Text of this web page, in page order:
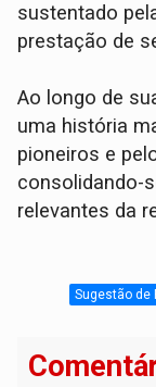
sustentado
prestação de
Ao longo de
uma história
pioneiros e
consolidando-
relevantes da
Sugestão de